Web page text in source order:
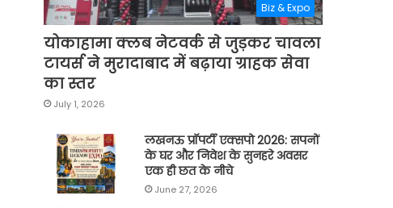
Biz & Expo
योकाहामा क्लब नेटवर्क से जुड़कर चावला
टायर्स ने मुरादाबाद में बढ़ाया ग्राहक सेवा
का स्तर
July 1, 2026
लखनऊ प्रॉपर्टी एक्सपो 2026: सपनों
के घर और निवेश के सुनहरे अवसर
एक ही छत के नीचे
June 27, 2026